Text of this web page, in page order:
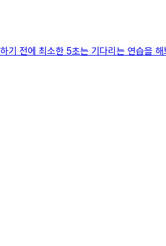
전에 최소한 5초는 기다리는 연습을